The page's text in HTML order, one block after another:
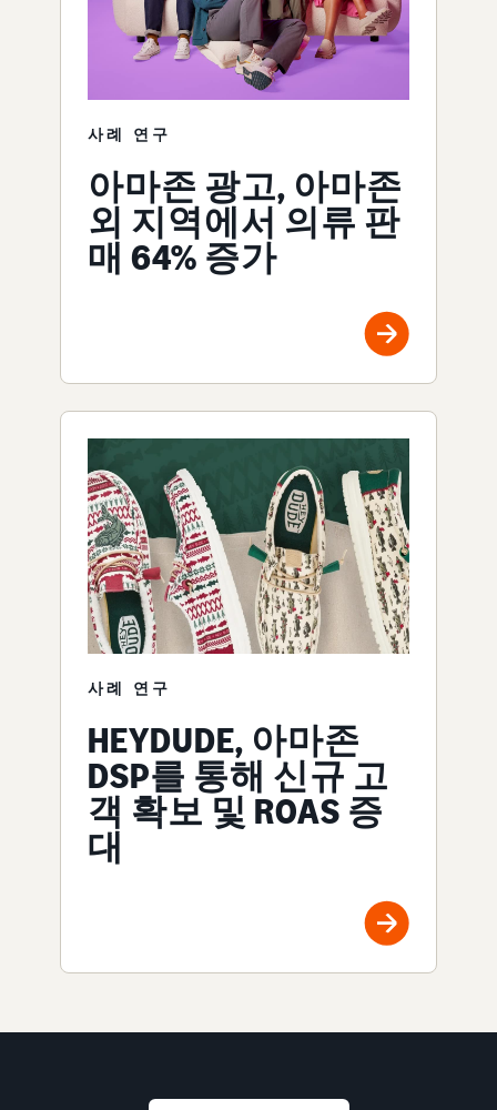
사례 연구
아마존 광고, 아마존
외 지역에서 의류 판
매 64% 증가
사례 연구
HEYDUDE, 아마존
DSP를 통해 신규 고
객 확보 및 ROAS 증
대